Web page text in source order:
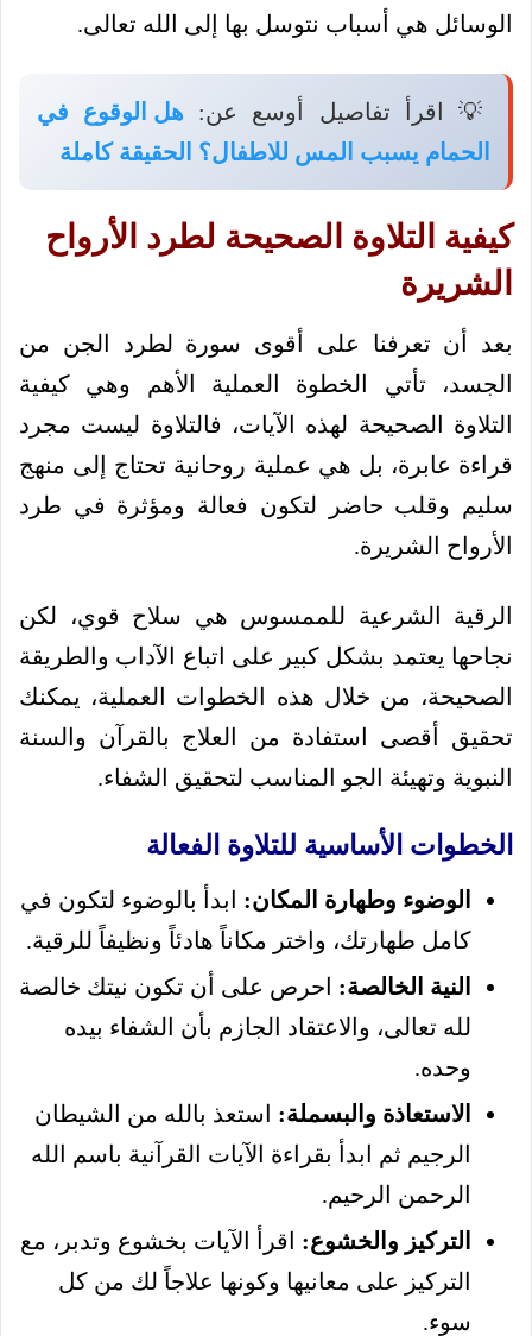
الوسائل هي أسباب نتوسل بها إلى الله تعالى.
💡 اقرأ تفاصيل أوسع عن: هل الوقوع في
الحمام يسبب المس للاطفال؟ الحقيقة كاملة
كيفية التلاوة الصحيحة لطرد الأرواح
الشريرة
بعد أن تعرفنا على أقوى سورة لطرد الجن من
الجسد، تأتي الخطوة العملية الأهم وهي كيفية
التلاوة الصحيحة لهذه الآيات، فالتلاوة ليست مجرد
قراءة عابرة، بل هي عملية روحانية تحتاج إلى منهج
سليم وقلب حاضر لتكون فعالة ومؤثرة في طرد
الأرواح الشريرة.
الرقية الشرعية للممسوس هي سلاح قوي، لكن
نجاحها يعتمد بشكل كبير على اتباع الآداب والطريقة
الصحيحة، من خلال هذه الخطوات العملية، يمكنك
تحقيق أقصى استفادة من العلاج بالقرآن والسنة
النبوية وتهيئة الجو المناسب لتحقيق الشفاء.
الخطوات الأساسية للتلاوة الفعالة
الوضوء وطهارة المكان: ابدأ بالوضوء لتكون في
كامل طهارتك، واختر مكاناً هادئاً ونظيفاً للرقية.
النية الخالصة: احرص على أن تكون نيتك خالصة
لله تعالى، والاعتقاد الجازم بأن الشفاء بيده
وحده.
الاستعاذة والبسملة: استعذ بالله من الشيطان
الرجيم ثم ابدأ بقراءة الآيات القرآنية باسم الله
الرحمن الرحيم.
التركيز والخشوع: اقرأ الآيات بخشوع وتدبر، مع
التركيز على معانيها وكونها علاجاً لك من كل
سوء.